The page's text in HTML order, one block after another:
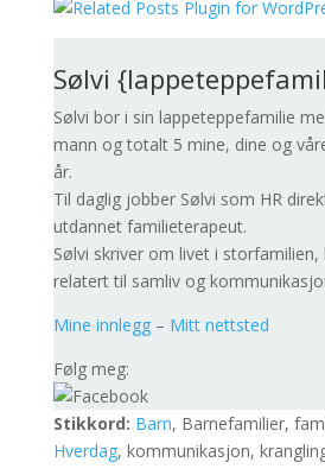
Sølvi
Sølvi bor i sin lappeteppefamilie
mann og totalt 5 mine, dine og
år.
Til daglig jobber Sølvi som HR
utdannet familieterapeut.
Sølvi skriver om livet i
relatert til samliv og
Mine innlegg– Mitt nettsted
Følg meg:
Stikkord: Barn, Barnefamilier,
Hverdag, kommunikasjon,